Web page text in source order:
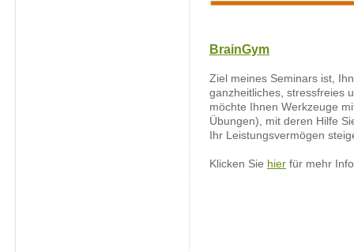
BrainGym
Ziel meines Seminars ist,
ganzheitliches, stressfreies
möchte Ihnen Werkzeuge
Übungen), mit deren Hilfe
Ihr Leistungsvermögen
Klicken Sie hier für mehr